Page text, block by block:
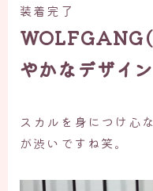
装着完了
WOLFGANG(
やかなデザイン
スカルを身につけ心
が渋いですね笑。